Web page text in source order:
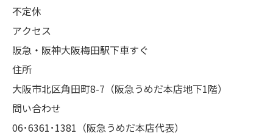
不定休
アクセス
阪急・阪神大阪梅田駅下車すぐ
住所
大阪市北区角田町8-7（阪急うめだ本店地下1階）
問い合わせ
06･6361･1381（阪急うめだ本店代表）